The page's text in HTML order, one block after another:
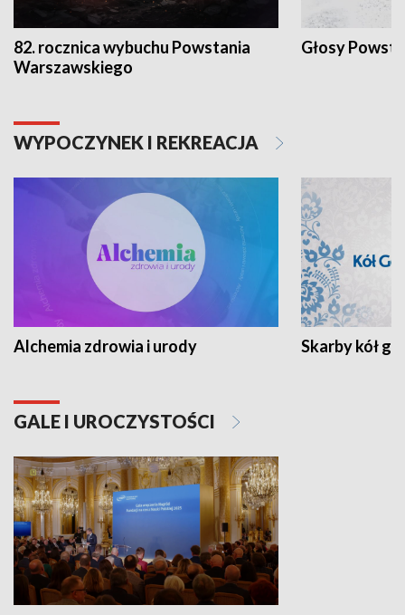
82. rocznica wybuchu Powstania
Warszawskiego
Głosy
WYPOCZYNEK I REKREACJA
Alchemia zdrowia i urody Skarby kół
GALE I UROCZYSTOŚCI